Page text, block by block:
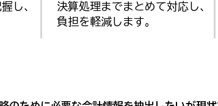
し、
決算処理までまとめて対応し、
負担を軽減します。